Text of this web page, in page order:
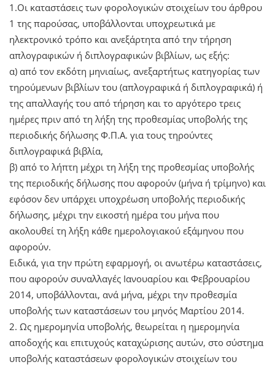
1.Οι καταστάσεις των φορολογικών στοιχείων του άρθρου
1 της παρούσας, υποβάλλονται υποχρεωτικά με
ηλεκτρονικό τρόπο και ανεξάρτητα από την τήρηση
απλογραφικών ή διπλογραφικών βιβλίων, ως εξής:
α) από τον εκδότη μηνιαίως, ανεξαρτήτως κατηγορίας των
τηρούμενων βιβλίων του (απλογραφικά ή διπλογραφικά) ή
της απαλλαγής του από τήρηση και το αργότερο τρεις
ημέρες πριν από τη λήξη της προθεσμίας υποβολής της
περιοδικής δήλωσης Φ.Π.Α. για τους τηρούντες
διπλογραφικά βιβλία,
β) από το λήπτη μέχρι τη λήξη της προθεσμίας υποβολής
της περιοδικής δήλωσης που αφορούν (μήνα ή τρίμηνο) και
εφόσον δεν υπάρχει υποχρέωση υποβολής περιοδικής
δήλωσης, μέχρι την εικοστή ημέρα του μήνα που
ακολουθεί τη λήξη κάθε ημερολογιακού εξάμηνου που
αφορούν.
Ειδικά, για την πρώτη εφαρμογή, οι ανωτέρω καταστάσεις,
που αφορούν συναλλαγές Ιανουαρίου και Φεβρουαρίου
2014, υποβάλλονται, ανά μήνα, μέχρι την προθεσμία
υποβολής των καταστάσεων του μηνός Μαρτίου 2014.
2. Ως ημερομηνία υποβολής, θεωρείται η ημερομηνία
αποδοχής και επιτυχούς καταχώρισης αυτών, στο σύστημα
υποβολής καταστάσεων φορολογικών στοιχείων του